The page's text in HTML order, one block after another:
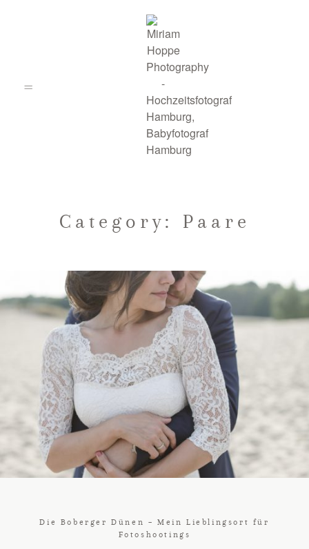
Hochzeitsfotograf
Hamburg
Paarfotografie Hamburg
Babyfotograf Hamburg
Businessfotograf
Hamburg
Blog
Kontakt
Category: Paare
Die Boberger Dünen – Mein Lieblingsort für
Fotoshootings